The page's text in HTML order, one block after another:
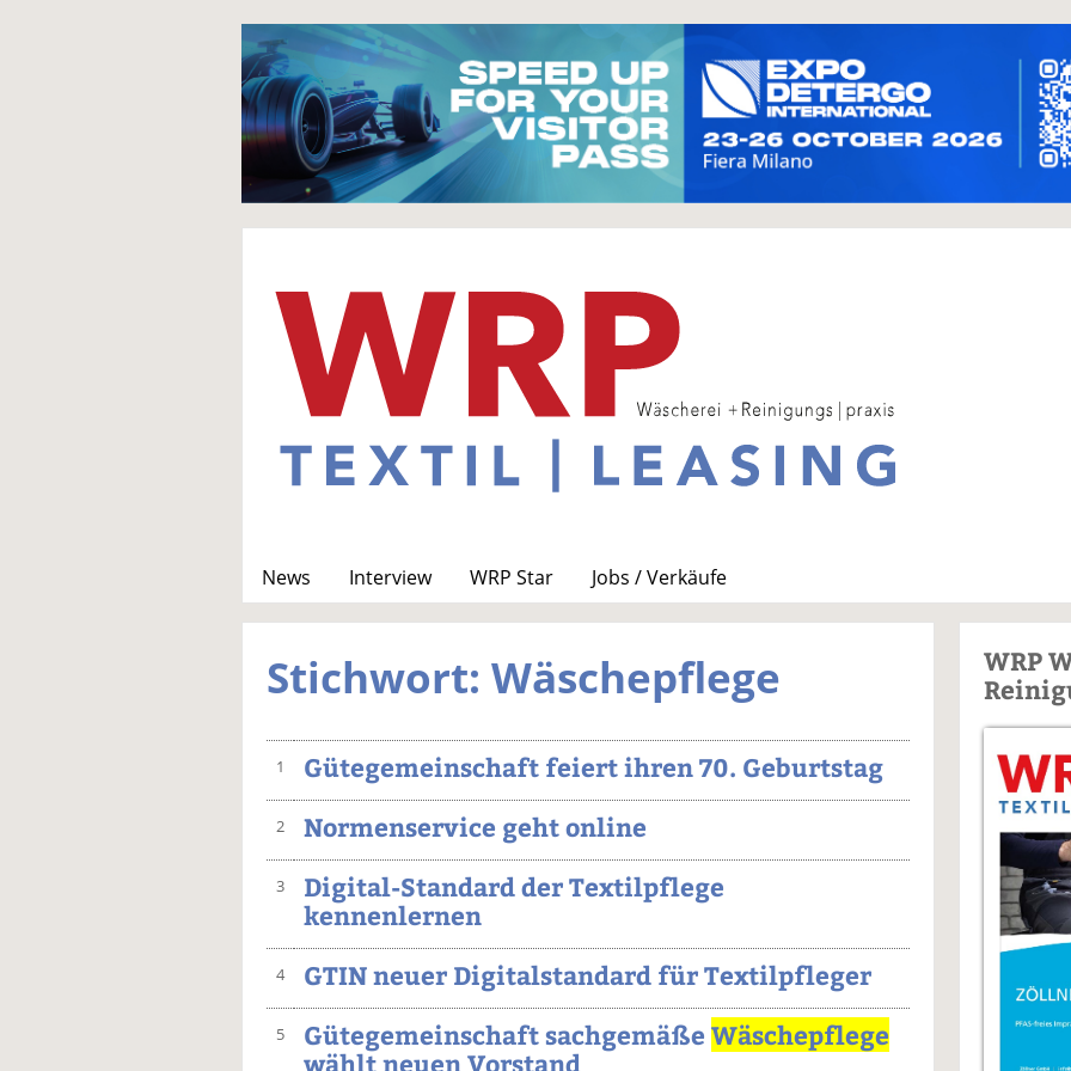
News Interview WRP Star
Jobs / Verkäufe
Stichwort: Wäschepflege
1 Gütegemeinschaft feiert ihren 70. Geburtstag
2 Normenservice geht online
3
Digital-Standard der Textilpflege
kennenlernen
4 GTIN neuer Digitalstandard für Textilpfleger
5 Gütegemeinschaft sachgemäße Wäschepflege
wählt neuen Vorstand
WRP